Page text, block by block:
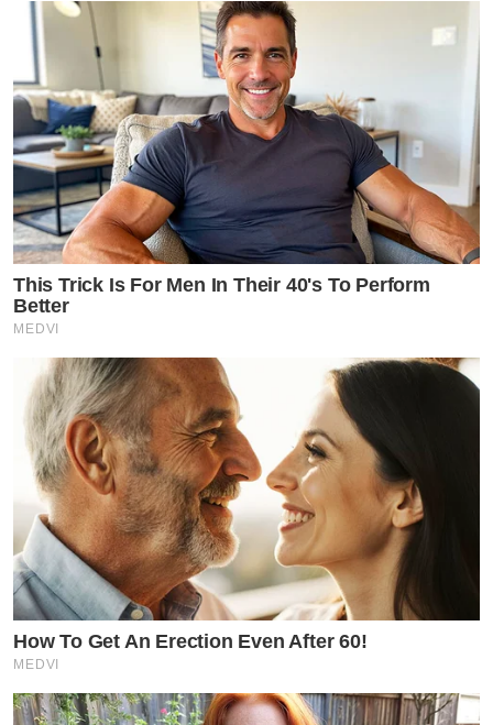
This Trick Is For Men In Their 40's To Perform
Better
MEDVI
How To Get An Erection Even After 60!
MEDVI